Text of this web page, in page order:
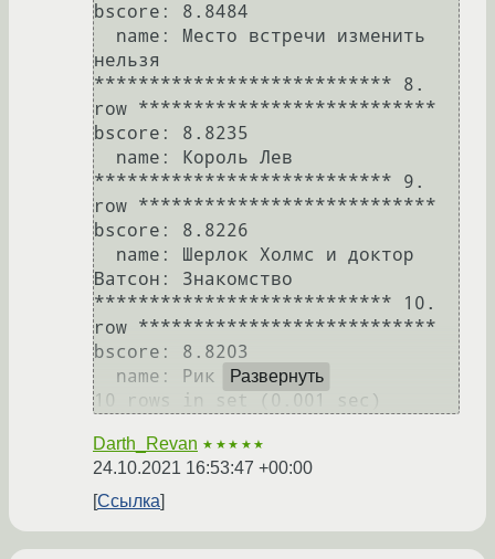
bscore: 8.8484
нельзя
*************************** 8.
row ***************************
bscore: 8.8235
*************************** 9.
row ***************************
bscore: 8.8226
Ватсон: Знакомство
*************************** 10.
row ***************************
bscore: 8.8203
Развернуть
Darth_Revan ★★★★★
24.10.2021 16:53:47 +00:00
Ссылка